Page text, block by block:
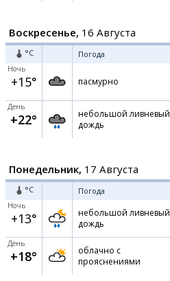
Воскресенье, 16 Августа
°C Погода
Ночь
+15° пасмурно
День
+22°
небольшой ливневый
дождь
Понедельник, 17 Августа
°C Погода
Ночь
+13°
небольшой ливневый
дождь
День
+18°
облачно с
прояснениями